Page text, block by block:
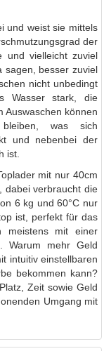
und weist sie mittels
der
und vielleicht zuviel
sagen, besser zuviel
nicht unbedingt
Wasser stark, die
Auswaschen können
bleiben, was sich
und nebenbei der
ist.
mit nur 40cm
dabei verbraucht die
6 kg und 60°C nur
ist, perfekt für das
meistens mit einer
Warum mehr Geld
intuitiv einstellbaren
bekommen kann?
Zeit sowie Geld
Umgang mit